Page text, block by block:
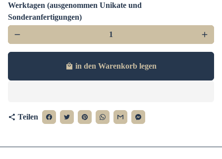
Werktagen (ausgenommen Unikate und
Sonderanfertigungen)
remove add
local_mall in den Warenkorb legen
share Teilen